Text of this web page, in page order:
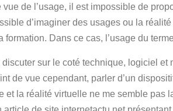
de l’usage, il est impossible de
d’imaginer des usages ou la
Dans ce cas, l’usage du
discuter sur le coté technique, logiciel
de vue cependant, parler d’un
et la réalité virtuelle ne me semble pas